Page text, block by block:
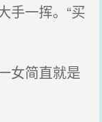
手一挥。“买
女简直就是